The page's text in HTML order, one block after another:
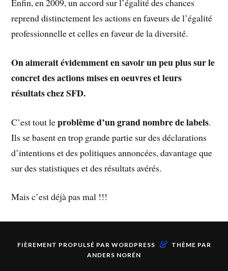
Enfin, en 2009, un accord sur l’égalité des chances
reprend distinctement les actions en faveurs de l’égalité
professionnelle et celles en faveur de la diversité.
On aimerait évidemment en savoir un peu plus sur le
concret des actions mises en oeuvreset leurs
résultats chez SFD.
C’est tout leproblème d’un grand nombre de labels.
Ils se basent en trop grande partie sur des déclarations
d’intentions et des politiques annoncées, davantage que
sur des statistiques et des résultats avérés.
Mais c’est déjà pas mal !!!
FIÈREMENT PROPULSÉ PAR WORDPRESS &
THÈME PAR
ANDERS NORÉN